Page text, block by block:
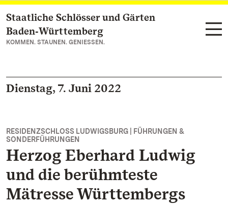
Zum Hauptinhalt springen
Staatliche Schlösser und Gärten
Baden‑Württemberg
KOMMEN. STAUNEN. GENIESSEN.
Dienstag, 7. Juni 2022
RESIDENZSCHLOSS LUDWIGSBURG | FÜHRUNGEN &
SONDERFÜHRUNGEN
Herzog Eberhard Ludwig
und die berühmteste
Mätresse Württembergs